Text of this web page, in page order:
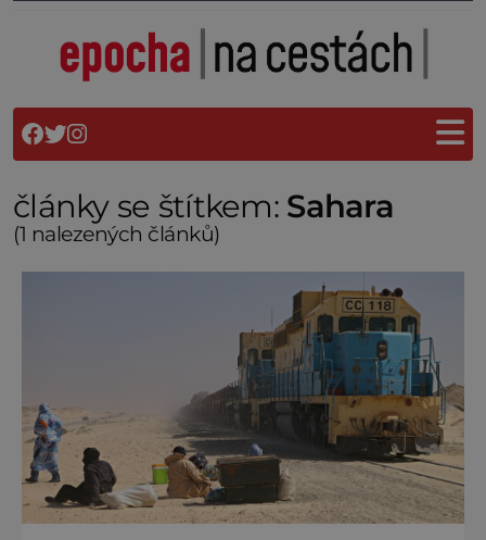
články se štítkem: Sahara
(1 nalezených článků)